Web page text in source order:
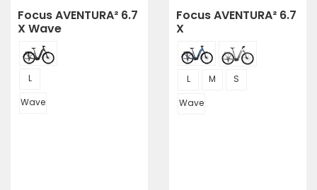
Focus AVENTURA² 6.7
X Wave
L
Wave
Focus AVENTURA² 6.7
X
L M
S
Wave